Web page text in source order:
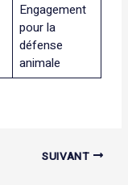
Engagement
pour la
défense
animale
SUIVANT